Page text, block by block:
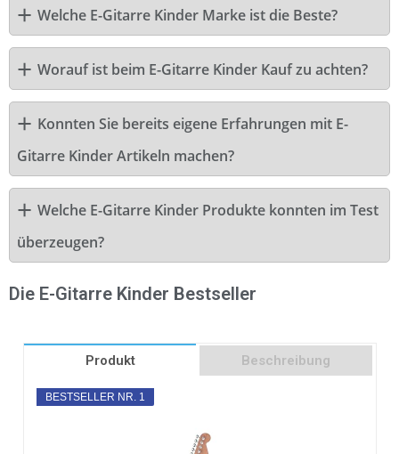
Welche E-Gitarre Kinder Marke ist die Beste?
Worauf ist beim E-Gitarre Kinder Kauf zu achten?
Konnten Sie bereits eigene Erfahrungen mit E-
Gitarre Kinder Artikeln machen?
Welche E-Gitarre Kinder Produkte konnten im Test
überzeugen?
Die E-Gitarre Kinder Bestseller
Produkt Beschreibung
BESTSELLER NR. 1